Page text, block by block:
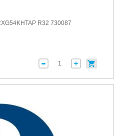
R32 730087